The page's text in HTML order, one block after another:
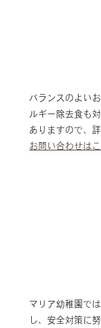
バランスのよい
ルギー除去食も
ありますので、
お問い合わせは
マリア幼稚園で
し、安全対策に